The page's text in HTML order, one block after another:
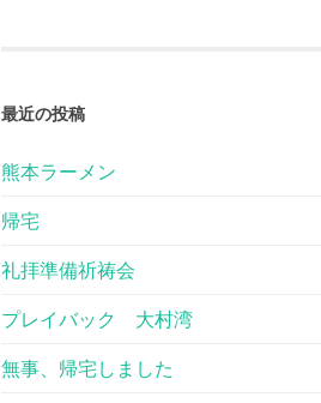
最近の投稿
熊本ラーメン
帰宅
礼拝準備祈祷会
プレイバック 大村湾
無事、帰宅しました